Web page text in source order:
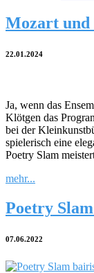
Mozart und
22.01.2024
Ja, wenn das
Klötgen das
bei der
spielerisch eine
Poetry Slam
mehr...
Poetry
07.06.2022